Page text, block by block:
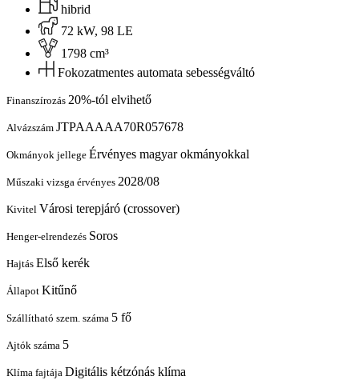
hibrid
72 kW, 98 LE
1798 cm³
Fokozatmentes automata sebességváltó
Finanszírozás 20%-tól elvihető
Alvázszám JTPAAAAA70R057678
Okmányok jellege Érvényes magyar okmányokkal
Műszaki vizsga érvényes 2028/08
Kivitel Városi terepjáró (crossover)
Henger-elrendezés Soros
Hajtás Első kerék
Állapot Kitűnő
Szállítható szem. száma 5 fő
Ajtók száma 5
Klíma fajtája Digitális kétzónás klíma